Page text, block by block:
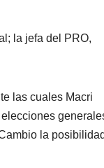
la jefa del PRO,
las cuales Macri
la